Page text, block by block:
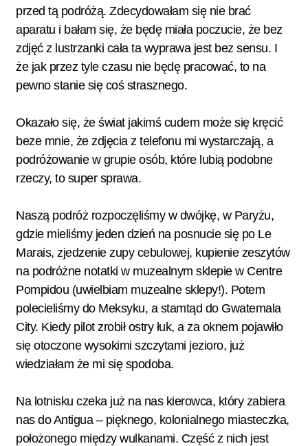
przed tą podróżą. Zdecydowałam się nie brać
aparatu i bałam się, że będę miała poczucie, że bez
zdjęć z lustrzanki cała ta wyprawa jest bez sensu. I
że jak przez tyle czasu nie będę pracować, to na
pewno stanie się coś strasznego.
Okazało się, że świat jakimś cudem może się kręcić
beze mnie, że zdjęcia z telefonu mi wystarczają, a
podróżowanie w grupie osób, które lubią podobne
rzeczy, to super sprawa.
Naszą podróż rozpoczęliśmy w dwójkę, w Paryżu,
gdzie mieliśmy jeden dzień na posnucie się po Le
Marais, zjedzenie zupy cebulowej, kupienie zeszytów
na podróżne notatki w muzealnym sklepie w Centre
Pompidou (uwielbiam muzealne sklepy!). Potem
polecieliśmy do Meksyku, a stamtąd do Gwatemala
City. Kiedy pilot zrobił ostry łuk, a za oknem pojawiło
się otoczone wysokimi szczytami jezioro, już
wiedziałam że mi się spodoba.
Na lotnisku czeka już na nas kierowca, który zabiera
nas do Antigua – pięknego, kolonialnego miasteczka,
położonego między wulkanami. Część z nich jest